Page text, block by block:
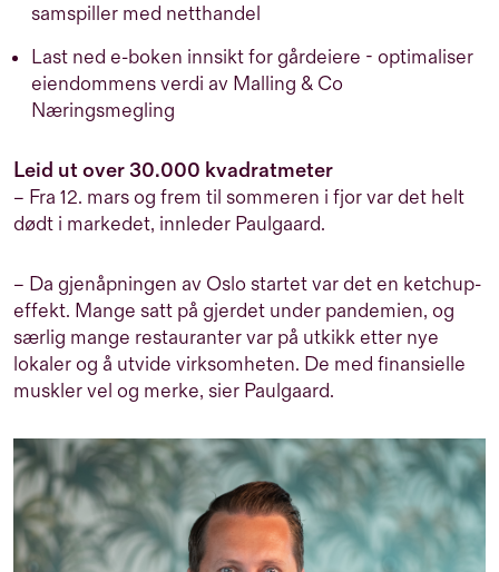
samspiller med netthandel
Last ned e-boken innsikt for gårdeiere - optimaliser
eiendommens verdi av Malling & Co
Næringsmegling
Leid ut over 30.000 kvadratmeter
– Fra 12. mars og frem til sommeren i fjor var det helt
dødt i markedet, innleder Paulgaard.
– Da gjenåpningen av Oslo startet var det en ketchup-
effekt. Mange satt på gjerdet under pandemien, og
særlig mange restauranter var på utkikk etter nye
lokaler og å utvide virksomheten. De med finansielle
muskler vel og merke, sier Paulgaard.